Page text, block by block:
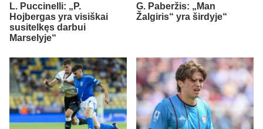
L. Puccinelli: „P.
Hojbergas yra visiškai
susitelkęs darbui
Marselyje“
G. Paberžis: „Man
Žalgiris“ yra širdyje“